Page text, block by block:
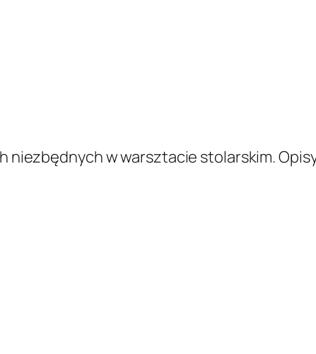
w warsztacie stolarskim.